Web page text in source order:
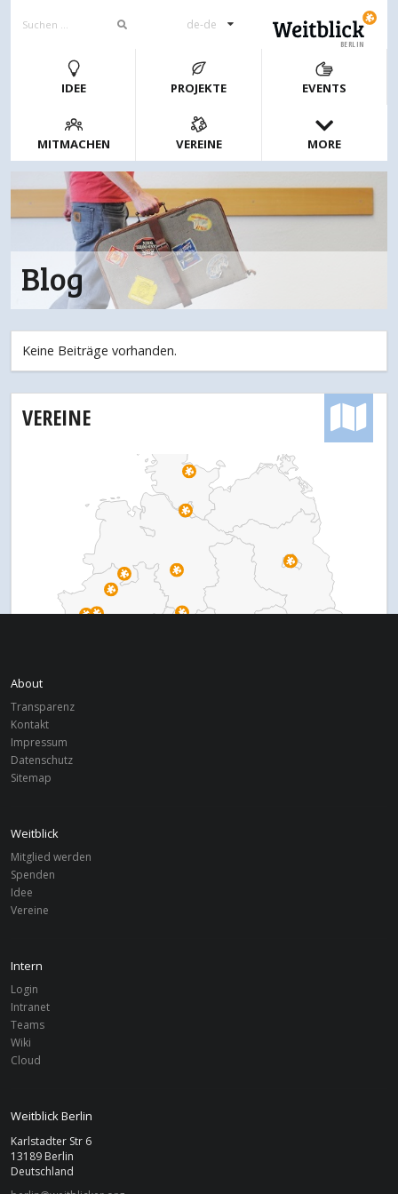
de-de
BERLIN
IDEE PROJEKTE EVENTS
MITMACHEN VEREINE MORE
Blog
Keine Beiträge vorhanden.
VEREINE
FILTER
Vereine
Von
Suchen
About
Transparenz
Kontakt
Impressum
Datenschutz
Sitemap
Weitblick
Mitglied werden
Spenden
Idee
Vereine
Intern
Login
Intranet
Teams
Wiki
Cloud
Weitblick Berlin
Karlstadter Str 6
13189 Berlin
Deutschland